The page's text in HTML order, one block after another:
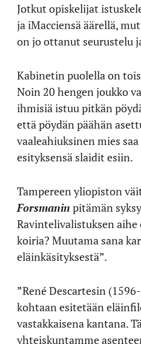
Jotkut opiskelijat
ja iMacciensä äärellä,
on jo ottanut seurustelu
Kabinetin puolella on
Noin 20 hengen joukko
ihmisiä istuu pitkän
että pöydän päähän
vaaleahiuksinen mies
esityksensä slaidit esiin.
Tampereen yliopiston
Forsmanin pitämän
Ravintelivalistuksen aihe
koiria? Muutama sana
eläinkäsityksestä”.
”René Descartesin
kohtaan esitetään
vastakkaisena kantana.
yhteiskuntamme